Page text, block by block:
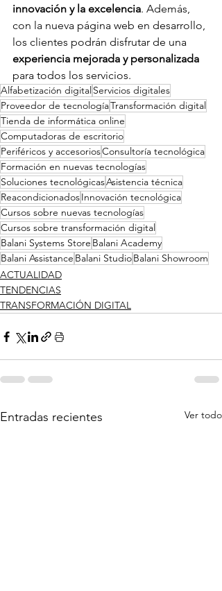
innovación y la excelencia. Además,
con la nueva página web en desarrollo,
los clientes podrán disfrutar de una
experiencia mejorada y personalizada
para todos los servicios.
Alfabetización digital Servicios digitales
Proveedor de tecnologíaTransformación digital
Tienda de informática online
Computadoras de escritorio
Periféricos y accesoriosConsultoría tecnológica
Formación en nuevas tecnologías
Soluciones tecnológicasAsistencia técnica
ReacondicionadosInnovación tecnológica
Cursos sobre nuevas tecnologías
Cursos sobre transformación digital
Balani Systems Store Balani Academy
Balani Assistance Balani StudioBalani Showroom
ACTUALIDAD
TENDENCIAS
TRANSFORMACIÓN DIGITAL
Entradas recientes Ver todo